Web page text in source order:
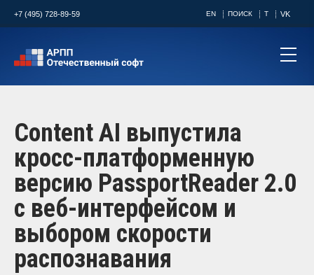
+7 (495) 728-89-59 EN ПОИСК T VK
Content AI выпустила
кросс-платформенную
версию PassportReader 2.0
с веб-интерфейсом и
выбором скорости
распознавания